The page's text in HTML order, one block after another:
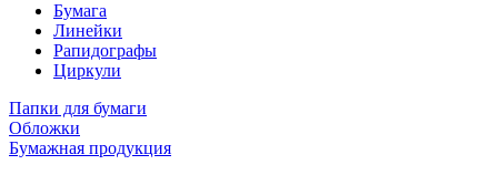
Бумага
Линейки
Рапидографы
Циркули
Папки для бумаги
Обложки
Бумажная продукция